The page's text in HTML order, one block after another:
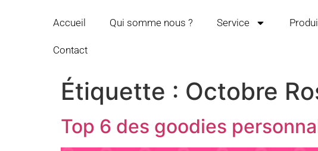
Accueil Qui somme nous ? Service
Contact
Étiquette : Octobre
Top 6 des goodies